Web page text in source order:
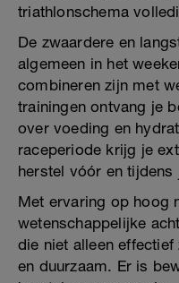
triathlonschema
De zwaardere en
algemeen in het
combineren zijn met
trainingen ontvang je
over voeding en
raceperiode krijg je
herstel vóór en
Met ervaring op hoog
wetenschappelijke
die niet alleen
en duurzaam. Er is